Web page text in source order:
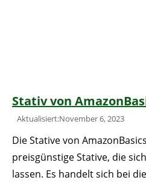
Stativ von
Aktualisiert:November 6, 2023
Die Stative von
preisgünstige Stative, die
lassen. Es handelt sich bei